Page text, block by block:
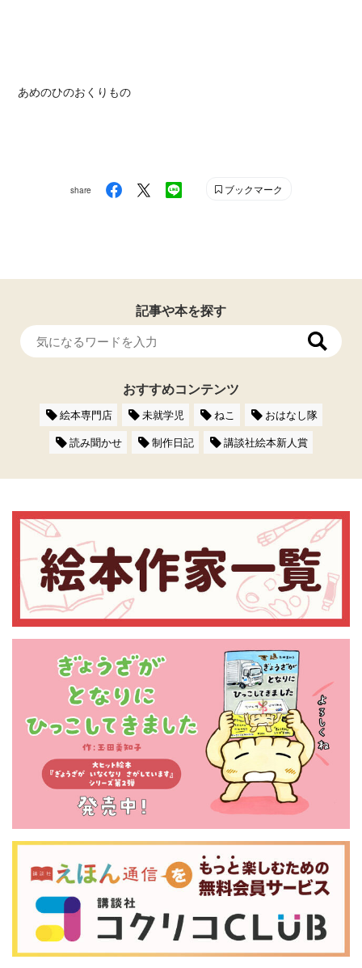
あめのひのおくりもの
share ブックマーク
記事や本を探す
おすすめコンテンツ
絵本専門店 未就学児 ねこ
おはなし隊
読み聞かせ
制作日記 講談社絵本新人賞